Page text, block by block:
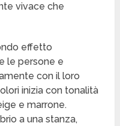
vivace che
effetto
le persone e
con il loro
inizia con tonalità
e marrone.
a una stanza,